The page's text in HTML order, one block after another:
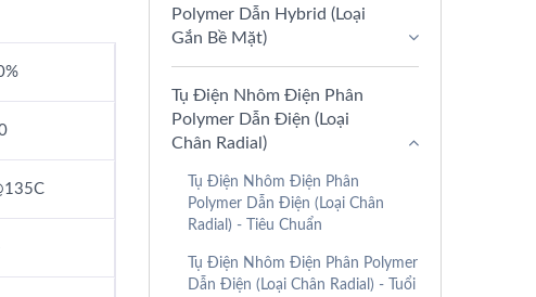
Polymer Dẫn Hybrid (Loại
Gắn Bề Mặt)
Tụ Điện Nhôm Điện Phân
Polymer Dẫn Điện (Loại
Chân Radial)
Tụ Điện Nhôm Điện Phân
Polymer Dẫn Điện (Loại Chân
Radial) - Tiêu Chuẩn
Tụ Điện Nhôm Điện Phân Polymer
Dẫn Điện (Loại Chân Radial) - Tuổi